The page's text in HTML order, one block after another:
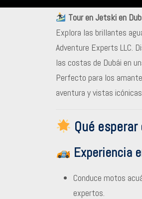
Tour en Jetski en
Explora las brillantes
Adventure Experts LLC.
las costas de Dubái en
Perfecto para los
aventura y vistas
Qué
Experiencia
Conduce motos
expertos.